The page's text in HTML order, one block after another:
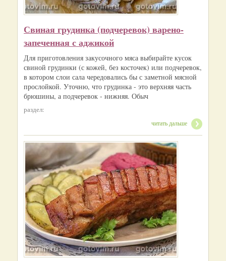
Свиная грудинка (подчеревок) варено-
запеченная с аджикой
Для приготовления закусочного мяса выбирайте кусок
свиной грудинки (с кожей, без косточек) или подчеревок,
в котором слои сала чередовались бы с заметной мясной
прослойкой. Уточню, что грудинка - это верхняя часть
брюшины, а подчеревок - нижняя. Обыч
раздел:
читать дальше